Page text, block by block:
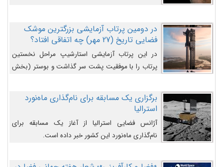
در دومین پرتاب آزمایشی بزرگترین موشک
فضایی تاریخ (27 مهر‌) چه اتفاقی افتاد؟
در این پرتاب آزمایشی استارشیپ مراحل نخستین
پرتاب را با موفقیت پشت سر گذاشت و بوستر (بخش
را وارد مسیر از پیش تعیین‌شده کند و سپس با یک
مکانیزم جدید با موفقیت از آن جدا شود. ‌
برگزاری یک مسابقه برای نام‌گذاری ماه‌نورد
استرالیا
آژانس فضایی استرالیا از آغاز یک مسابقه برای
نام‌گذاری ماه‌نورد این کشور خبر داده است.